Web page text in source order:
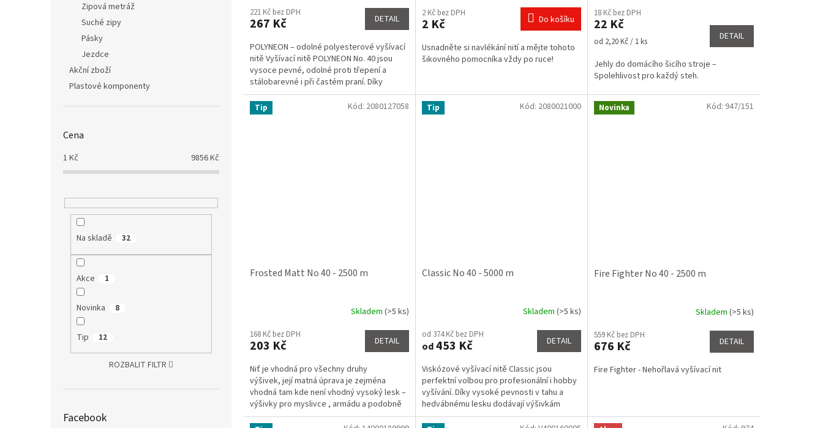
Zipová metráž
Suché zipy
Pásky
Jezdce
Akční zboží
Plastové komponenty
Cena
1 Kč 9856Kč
Na skladě 32
Akce 1
Novinka 8
Tip 12
ROZBALIT FILTR
Facebook
produktu
je
z
5
hvězdiček.
221 Kč bez DPH
267 Kč DETAIL
POLYNEON – odolné polyesterové vyšívací
nitě Vyšívací nitě POLYNEON No. 40 jsou
vysoce pevné, odolné proti třepení a
stálobarevné i při častém praní. Díky
speciálnímu stáčení v...
produktu
je
z
5
2 Kč bez DPH
2 Kč Do košíku
Usnadněte si navlékání nití a mějte tohoto
šikovného pomocníka vždy po ruce!
produktu
je
4,5
5
hvězdiček.
18 Kč bez DPH
22 Kč
Měrná
od 2,20 Kč / 1 ks DETAIL
Jehly do domácího šicího stroje –
Spolehlivost pro každý steh.
Tip
Frosted Matt No 40 - 2500 m
produktu
je
z
5
hvězdiček.
Skladem (>5 ks)
168 Kč bez DPH
203 Kč DETAIL
Niť je vhodná pro všechny druhy
výšivek, její matná úprava je zejména
vhodná tam kde není vhodný vysoký lesk –
výšivky pro myslivce , armádu a podobně
Kód: 2080127058 Tip
Classic No 40 - 5000 m
produktu
je
z
5
hvězdiček.
Skladem (>5 ks)
od 374 Kč bez DPH
od453 Kč DETAIL
Viskózové vyšívací nitě Classic jsou
perfektní volbou pro profesionální i hobby
vyšívání. Díky vysoké pevnosti v tahu a
hedvábnému lesku dodávají výšivkám
luxusní vzhled a...
Kód: 2080021000 Novinka
Fire Fighter No 40 - 2500 m
produktu
je
z
Skladem (>5 ks)
559 Kč bez DPH
676 Kč DETAIL
Fire Fighter - Nehořlavá vyšívací nit
Kód: 947/151